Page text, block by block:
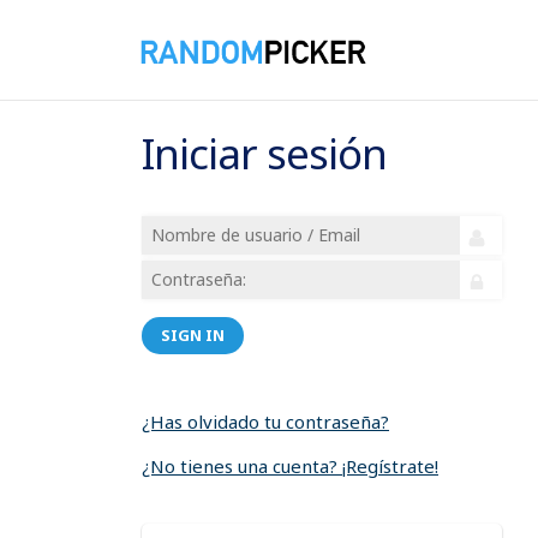
Iniciar sesión
SIGN IN
¿Has olvidado tu contraseña?
¿No tienes una cuenta? ¡Regístrate!